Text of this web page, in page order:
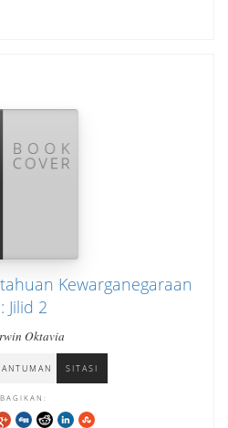
Kewarganegaraan
: Jilid 2
Oktavia
SITASI
BAGIKAN: